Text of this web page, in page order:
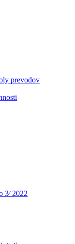
prevodov
3⁄ 2022